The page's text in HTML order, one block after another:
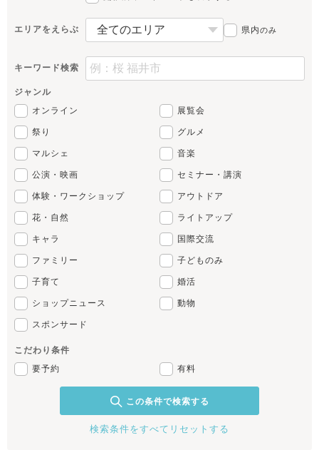
エリアをえらぶ 県内のみ
キーワード検索
ジャンル
オンライン
展覧会
祭り グルメ
マルシェ 音楽
公演・映画 セミナー・講演
体験・ワークショップ アウトドア
花・自然 ライトアップ
キャラ 国際交流
ファミリー 子どものみ
子育て 婚活
ショップニュース 動物
スポンサード
こだわり条件
要予約
有料
この条件で検索する
検索条件をすべてリセットする